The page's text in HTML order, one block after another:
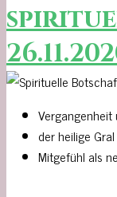
der heilige Gral
Mitgefühl als